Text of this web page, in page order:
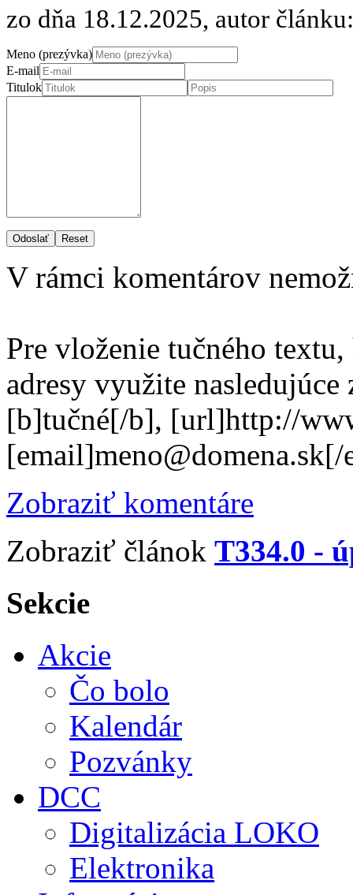
zo dňa 18.12.2025, autor
Meno (prezývka)
E-mail
Titulok
Odoslať Reset
V rámci komentárov
Pre vloženie tučného
adresy využite nasledujúce
[b]tučné[/b], [url]http://
Zobraziť komentáre
Zobraziť článok T334.0 -
Sekcie
Akcie
Čo bolo
Kalendár
Pozvánky
DCC
Digitalizácia LOKO
Elektronika